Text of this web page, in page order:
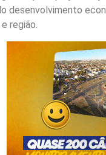
desenvolvimento
região.